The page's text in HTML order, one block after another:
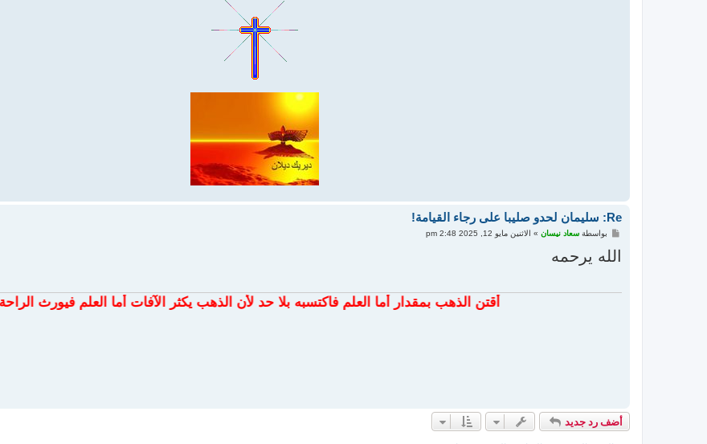
Re: سليمان لحدو صليبا على رجاء القيامة!
ا
ر
بواسطة سعاد نيسان» الاثنين مايو 12, 2025 2:48 pm
الله يرحمه
أقتن الذهب بمقدار أما العلم فاكتسبه بلا حد لأن الذهب يكثر الآفات أما العلم فيورث الراحة و النعيم .
أضف رد جديد